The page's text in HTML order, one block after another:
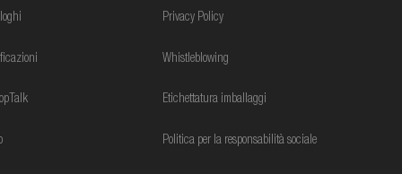
Privacy Policy
Whistleblowing
Etichettatura imballaggi
Politica per la responsabilità sociale